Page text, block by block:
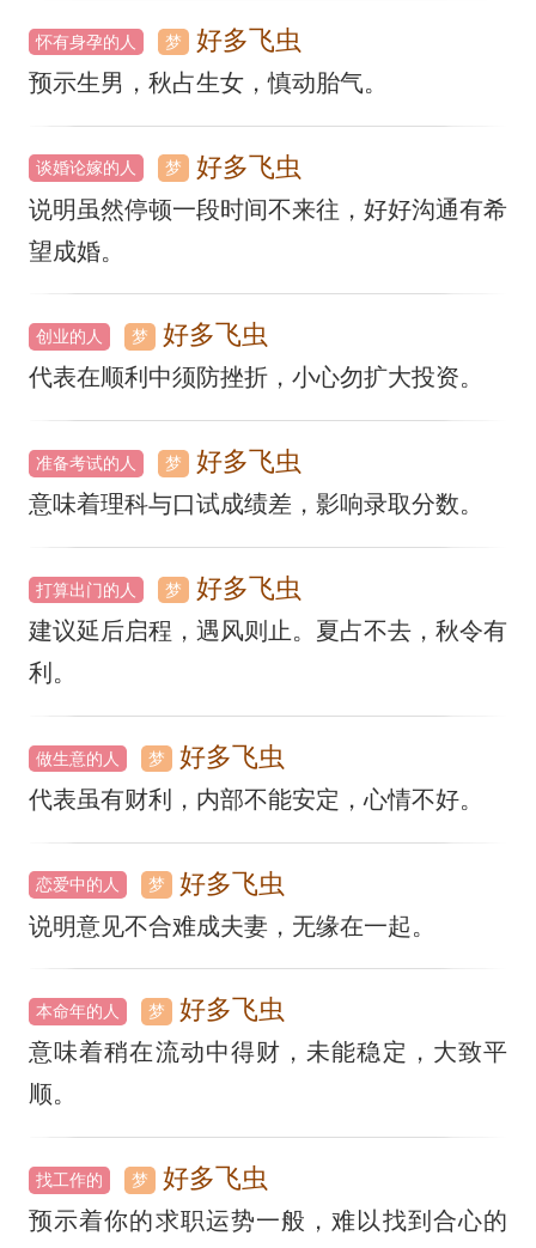
怀有身孕的人 梦 好多飞虫
预示生男，秋占生女，慎动胎气。
谈婚论嫁的人 梦 好多飞虫
说明虽然停顿一段时间不来往，好好沟通有希
望成婚。
创业的人 梦 好多飞虫
代表在顺利中须防挫折，小心勿扩大投资。
准备考试的人 梦 好多飞虫
意味着理科与口试成绩差，影响录取分数。
打算出门的人 梦 好多飞虫
建议延后启程，遇风则止。夏占不去，秋令有
利。
做生意的人 梦 好多飞虫
代表虽有财利，内部不能安定，心情不好。
恋爱中的人 梦 好多飞虫
说明意见不合难成夫妻，无缘在一起。
本命年的人 梦 好多飞虫
意味着稍在流动中得财，未能稳定，大致平
顺。
找工作的 梦 好多飞虫
预示着你的求职运势一般，难以找到合心的